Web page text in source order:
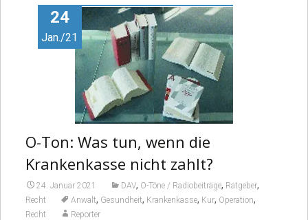
24
Jan./21
O-Ton: Was tun, wenn die
Krankenkasse nicht zahlt?
24. Januar 2021 DAV, O-Töne / Radiobeiträge, Ratgeber,
Recht Anwalt, Gesundheit, Krankenkasse, Kur, Operation,
Recht Reporter